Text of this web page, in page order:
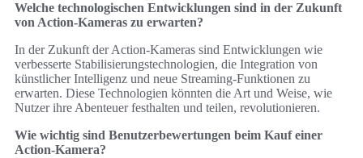
Welche technologischen Entwicklungen sind in der Zukunft
von Action-Kameras zu erwarten?
In der Zukunft der Action-Kameras sind Entwicklungen wie
verbesserte Stabilisierungstechnologien, die Integration von
künstlicher Intelligenz und neue Streaming-Funktionen zu
erwarten. Diese Technologien könnten die Art und Weise, wie
Nutzer ihre Abenteuer festhalten und teilen, revolutionieren.
Wie wichtig sind Benutzerbewertungen beim Kauf einer
Action-Kamera?